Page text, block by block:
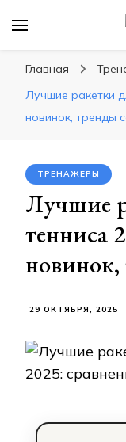
Главная
Лучшие ракетки
новинок, тренды
ТРЕНАЖЕРЫ
Лучшие
тенниса
новинок,
29 ОКТЯБРЯ, 2025